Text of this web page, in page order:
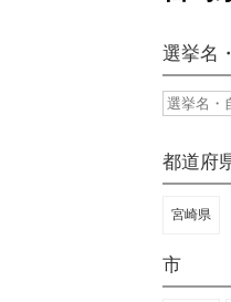
選挙名
都道府
宮崎県
市